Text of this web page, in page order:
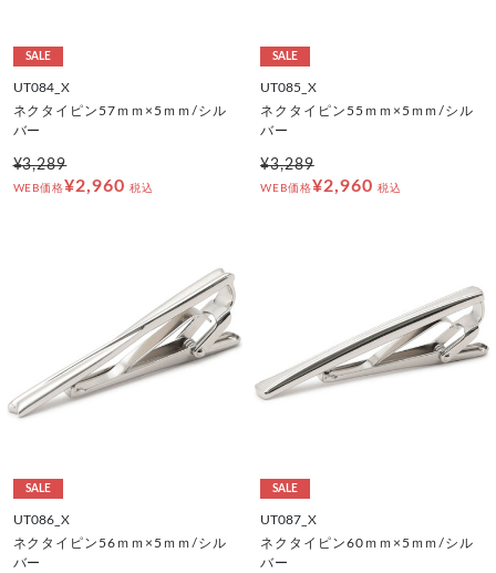
SALE
UT084_X
ネクタイピン57ｍｍ×5ｍｍ/シル
バー
¥3,289
WEB価格¥2,960 税込
SALE
UT085_X
ネクタイピン55ｍｍ×5ｍｍ/シル
バー
¥3,289
WEB価格¥2,960 税込
SALE
UT086_X
ネクタイピン56ｍｍ×5ｍｍ/シル
バー
SALE
UT087_X
ネクタイピン60ｍｍ×5ｍｍ/シル
バー